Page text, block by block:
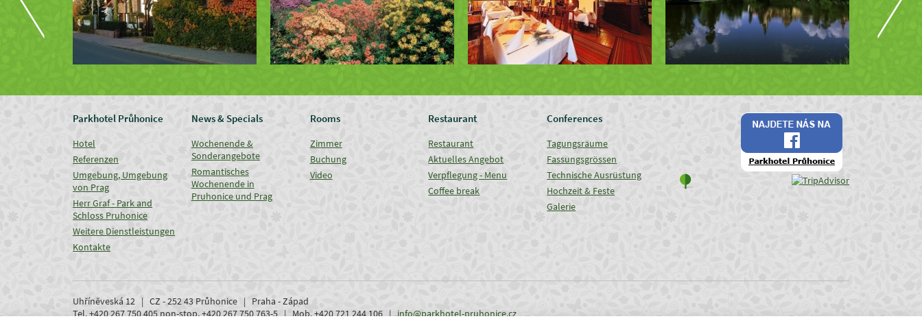
Parkhotel Průhonice
Hotel
Referenzen
Umgebung, Umgebung
von Prag
Herr Graf - Park and
Schloss Pruhonice
Weitere Dienstleistungen
Kontakte
News & Specials
Wochenende &
Sonderangebote
Romantisches
Wochenende in
Pruhonice und Prag
Rooms
Zimmer
Buchung
Video
Restaurant
Restaurant
Aktuelles Angebot
Verpflegung - Menu
Coffee break
Conferences
Tagungsräume
Fassungsgrössen
Technische Ausrüstung
Hochzeit & Feste
Galerie
Uhříněveská 12 | CZ - 252 43 Průhonice | Praha - Západ
Tel. +420 267 750 405 non-stop, +420 267 750 763-5 | Mob. +420 721 244 106 |info@parkhotel-pruhonice.cz